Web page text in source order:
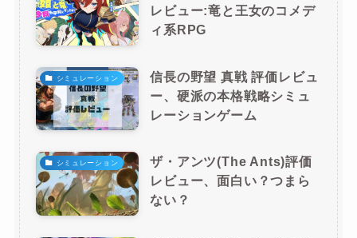
レビュー:竜と王女のコメデ
ィ系RPG
シミュレーション
信長の野望 真戦 評価レビュ
ー、硬派の本格戦略シミュ
レーションゲーム
シミュレーション
ザ・アンツ(The Ants)評価
レビュー、面白い？つまら
ない？